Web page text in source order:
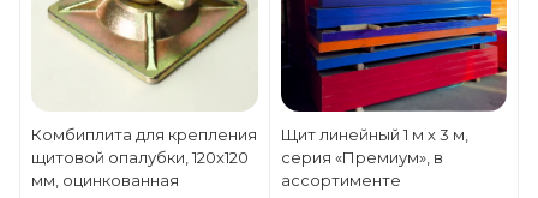
Комбиплита для крепления
щитовой опалубки, 120х120
мм, оцинкованная
Щит линейный 1 м х 3 м,
серия «Премиум», в
ассортименте